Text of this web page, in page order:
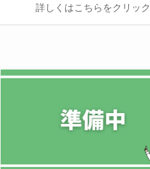
詳しくはこちらをクリック